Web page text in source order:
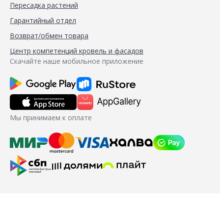
Пересадка растений
Гарантийный отдел
Возврат/обмен товара
Центр компетенций кровель и фасадов
Скачайте наше мобильное приложение
Мы принимаем к оплате